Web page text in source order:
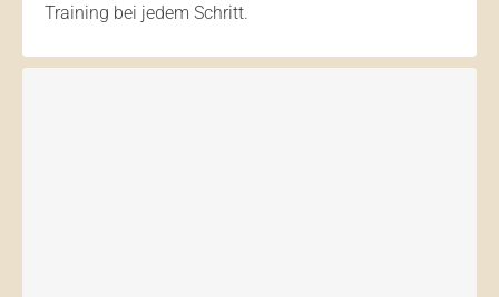
Training bei jedem Schritt.